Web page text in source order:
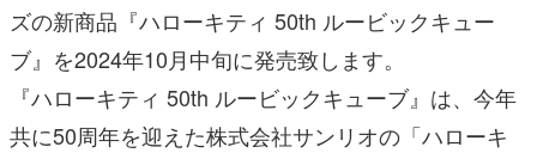
ズの新商品『ハローキティ 50th ルービックキュー
ブ』を2024年10月中旬に発売致します。
『ハローキティ 50th ルービックキューブ』は、今年
共に50周年を迎えた株式会社サンリオの「ハローキ